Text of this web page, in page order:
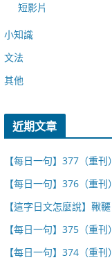
短影片
小知識
文法
其他
近期文章
【每日一句】377（重刊）
【每日一句】376（重刊）
【這字日文怎麼說】鞦韆
【每日一句】375（重刊）
【每日一句】374（重刊）